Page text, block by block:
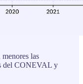
las
del CONEVAL y